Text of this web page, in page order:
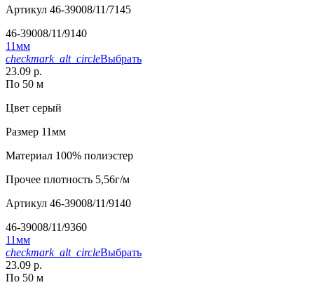
Артикул 46-39008/11/7145
46-39008/11/9140
11мм
checkmark_alt_circleВыбрать
23.09 р.
По 50 м
Цвет серый
Размер 11мм
Материал 100% полиэстер
Прочее плотность 5,56г/м
Артикул 46-39008/11/9140
46-39008/11/9360
11мм
checkmark_alt_circleВыбрать
23.09 р.
По 50 м